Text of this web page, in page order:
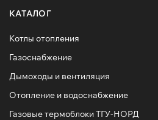
КАТАЛОГ
Котлы отопления
Газоснабжение
Дымоходы и вентиляция
Отопление и водоснабжение
Газовые термоблоки ТГУ-НОРД